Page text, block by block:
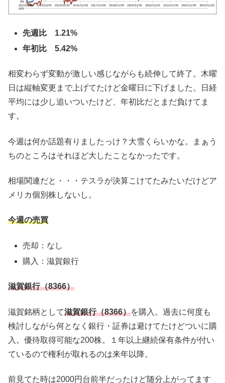
先週比 1.21%
年初比 5.42%
相変わらず変動が激しい感じながらも続伸して終了。木曜
日は縦軸変更まで上げてたけど金曜日に下げました。日経
平均には少し追いついたけど、年初比だとまだ負けてま
す。
今週は何か話題有りましたっけ？大雪くらいかな。まぁう
ちのところはそれほど大したことなかったです。
相場関連だと・・・テスラが決算こけてたみたいだけどア
メリカ個別株しないし。
今週の売買
売却：なし
購入：滋賀銀行
滋賀銀行（8366）
滋賀銘柄として滋賀銀行（8366）を購入。過去に何度も
検討しながら何となく銀行・証券は避けてたけどついに購
入。優待取得可能な200株。１年以上継続保有条件が付い
ているので権利が取れるのは来年以降。
前見てた時は2000円台前半だったけど随分上がってます